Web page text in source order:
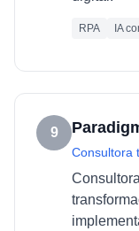
RPA IA
9
Consultora